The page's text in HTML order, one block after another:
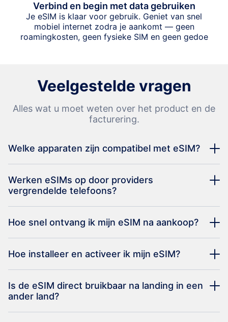
Verbind en begin met data gebruiken
Je eSIM is klaar voor gebruik. Geniet van snel
mobiel internet zodra je aankomt — geen
roamingkosten, geen fysieke SIM en geen gedoe
Veelgestelde vragen
Alles wat u moet weten over het product en de
facturering.
Welke apparaten zijn compatibel met eSIM?
Werken eSIMs op door providers
vergrendelde telefoons?
Hoe snel ontvang ik mijn eSIM na aankoop?
Hoe installeer en activeer ik mijn eSIM?
Is de eSIM direct bruikbaar na landing in een
ander land?